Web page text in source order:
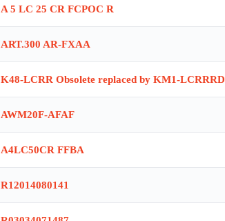
A 5 LC 25 CR FCPOC R
ART.300 AR-FXAA
K48-LCRR Obsolete replaced by KM1-LCRRRD
AWM20F-AFAF
A4LC50CR FFBA
R12014080141